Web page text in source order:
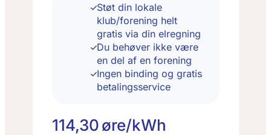
Støt din lokale
klub/forening helt
gratis via din elregning
Du behøver ikke være
en del af en forening
Ingen binding og gratis
betalingsservice
114,30øre/kWh